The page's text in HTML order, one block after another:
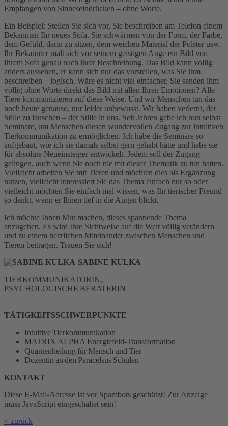
Empfangen von Sinneseindrücken – ohne Worte.
Ein Beispiel: Stellen Sie sich vor, Sie beschreiben am Telefon einem
Bekannten Ihr neues Sofa. Sie schwärmen von der Form, der Farbe,
dem Gefühl, darin zu sitzen, dem weichen Material der Polster usw.
Ihr Bekannter malt sich vor seinem geistigen Auge ein Bild von
Ihrem Sofa genau nach ihrer Beschreibung. Das Bild kann völlig
anders aussehen, er kann sich nur das vorstellen, was Sie ihm
beschreiben – logisch. Wäre es nicht viel einfacher, Sie senden ihm
völlig ohne Worte direkt das Bild mit allen Ihren Emotionen? Alle
Tiere kommunizieren auf diese Weise. Und wir Menschen tun das
noch heute genauso, nur leider unbewusst. Wir haben verlernt, der
Stille zu lauschen – der Stille in uns. Seit Jahren gebe ich nun selbst
Seminare, um Menschen diesen wundervollen Zugang zur intuitiven
Tierkommunikation zu ermöglichen. Ich habe die Seminare so
aufgebaut, wie ich sie damals selbst gern gehabt hätte und habe sie
für absolute Neueinsteiger entwickelt. Jedem soll der Zugang
gelingen, auch wenn Sie noch nie mit dieser Thematik zu tun hatten.
Vielleicht arbeiten Sie mit Tieren und möchten dies als Ergänzung
nutzen, vielleicht interessiert Sie das Thema einfach nur so oder
vielleicht möchten Sie einfach mal wissen, was Ihr tierischer Freund
so denkt, wenn er Ihnen tief in die Augen blickt.
Ich möchte Ihnen Mut machen, dieses spannende Thema
anzugehen. Es wird Ihre Sichtweise auf die Welt völlig verändern
und zu einem herzlichen Miteinander zwischen Menschen und
Tieren beitragen. Trauen Sie sich!
SABINE KULKA
TIERKOMMUNIKATORIN,
PSYCHOLOGISCHE BERATERIN
TÄTIGKEITSSCHWERPUNKTE
Intuitive Tierkommunikation
MATRIX ALPHA Energiefeld-Transformation
Quantenheilung für Mensch und Tier
Dozentin an den Paracelsus Schulen
KONTAKT
Diese E-Mail-Adresse ist vor Spambots geschützt! Zur Anzeige
muss JavaScript eingeschaltet sein!
< zurück